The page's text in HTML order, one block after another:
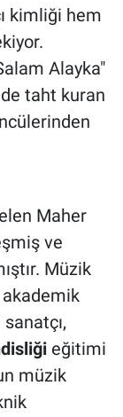
kimliği hem
Alayka"
taht kuran
Maher
ve
Müzik
akademik
eğitimi
müzik